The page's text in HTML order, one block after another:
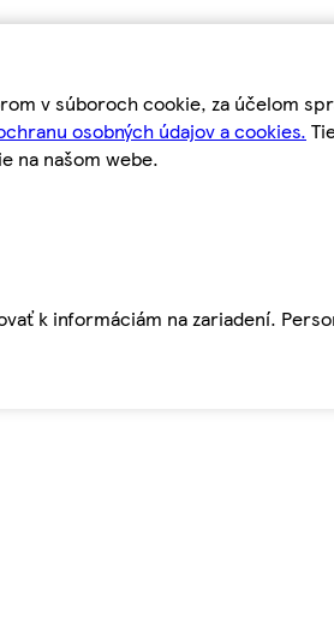
v súboroch cookie, za účelom
osobných údajov a cookies.
na našom webe.
k informáciám na zariadení.